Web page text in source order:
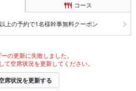
コース
上の予約で1名様幹事無料クーポン
の更新に失敗しました。
て空席状況を更新してください。
席状況を更新する